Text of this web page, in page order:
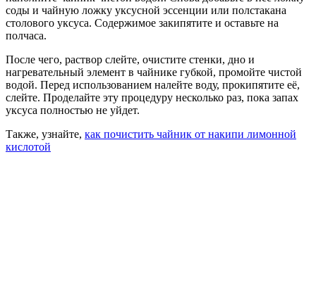
соды и чайную ложку уксусной эссенции или полстакана
столового уксуса. Содержимое закипятите и оставьте на
полчаса.
После чего, раствор слейте, очистите стенки, дно и
нагревательный элемент в чайнике губкой, промойте чистой
водой. Перед использованием налейте воду, прокипятите её,
слейте. Проделайте эту процедуру несколько раз, пока запах
уксуса полностью не уйдет.
Также, узнайте, как почистить чайник от накипи лимонной
кислотой